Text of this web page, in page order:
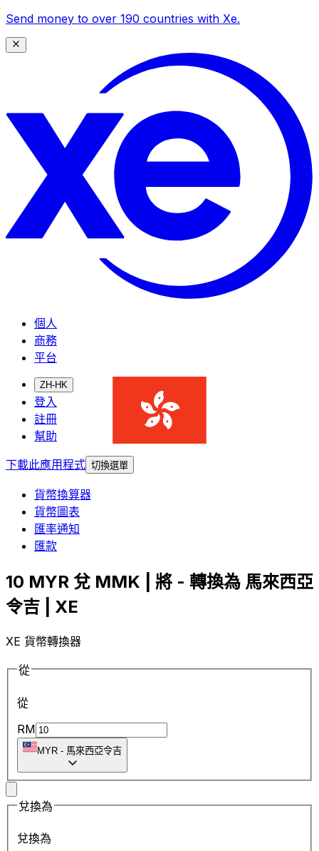
Send money to over 190 countries with Xe.
個人
商務
平台
ZH-HK
登入
註冊
幫助
下載此應用程式 切換選單
貨幣換算器
貨幣圖表
匯率通知
匯款
10 MYR 兌 MMK | 將 - 轉換為 馬來西亞
令吉 | XE
XE 貨幣轉換器
從
從
RM
MYR - 馬來西亞令吉
兌換為
兌換為